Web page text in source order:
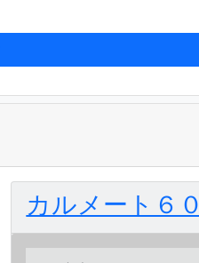
カルメート６０